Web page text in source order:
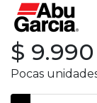
$ 9.990
Pocas